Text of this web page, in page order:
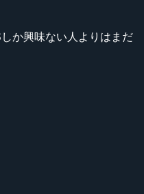
か興味ない人よりはまだ